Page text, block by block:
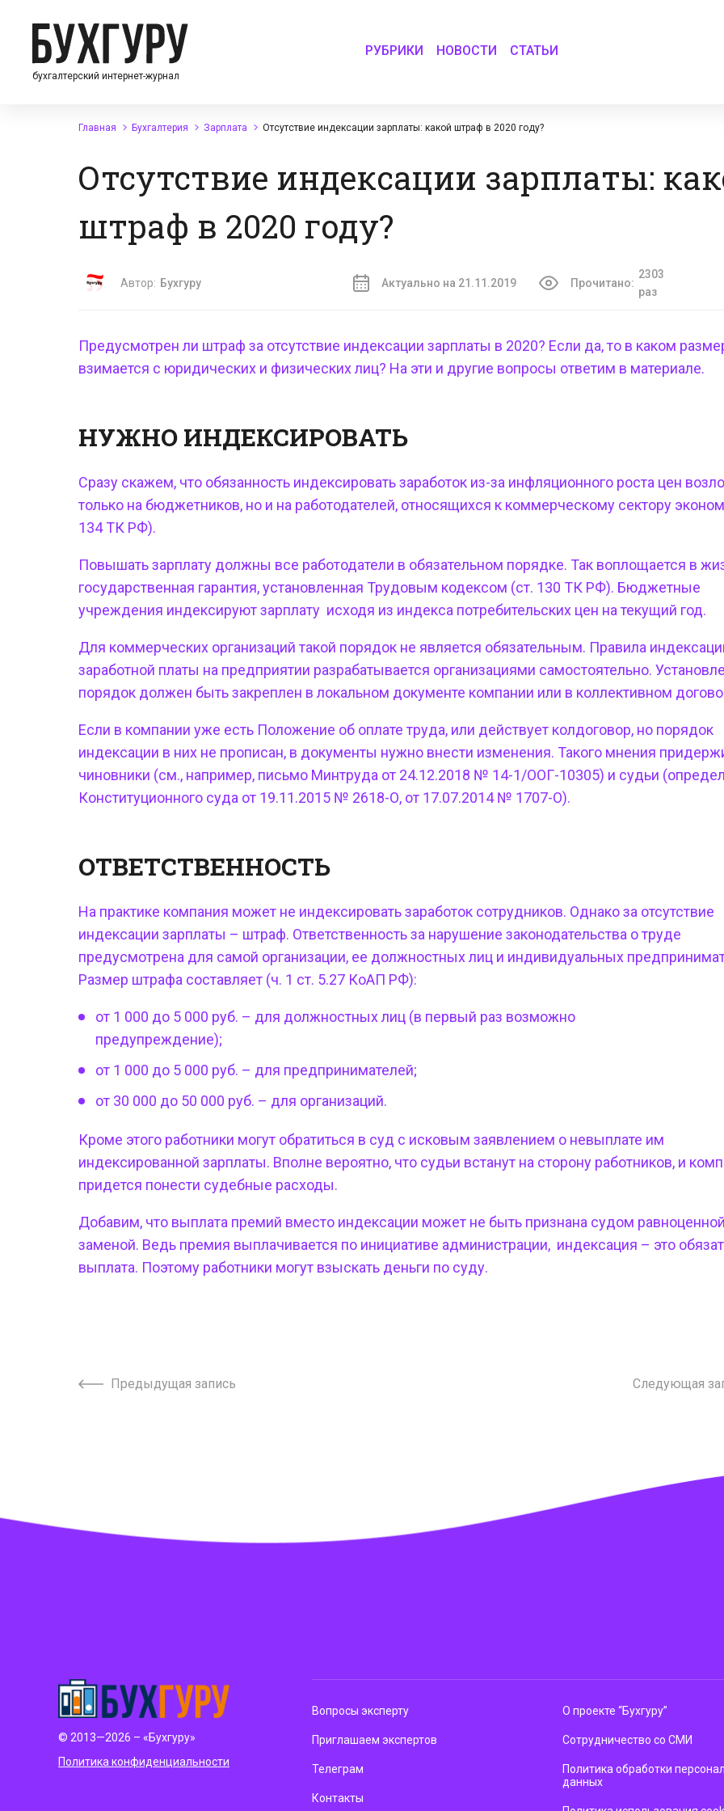
бухгалтерский интернет-журнал
РУБРИКИ НОВОСТИ СТАТЬИ
Главная Бухгалтерия Зарплата Отсутствие индексации зарплаты: какой штраф в 2020 году?
Отсутствие индексации зарплаты:
штраф в 2020 году?
Автор: Бухгуру Актуально на 21.11.2019 Прочитано:
2303
раз
Предусмотрен ли штраф за отсутствие индексации зарплаты в 2020? Если да, то в каком
взимается с юридических и физических лиц? На эти и другие вопросы ответим в материале.
НУЖНО ИНДЕКСИРОВАТЬ
Сразу скажем, что обязанность индексировать заработок из-за инфляционного роста цен
только на бюджетников, но и на работодателей, относящихся к коммерческому сектору
134 ТК РФ).
Повышать зарплату должны все работодатели в обязательном порядке. Так воплощается в
государственная гарантия, установленная Трудовым кодексом (ст. 130 ТК РФ). Бюджетные
учреждения индексируют зарплату исходя из индекса потребительских цен на текущий год.
Для коммерческих организаций такой порядок не является обязательным. Правила
заработной платы на предприятии разрабатывается организациями самостоятельно.
порядок должен быть закреплен в локальном документе компании или в коллективном
Если в компании уже есть Положение об оплате труда, или действует колдоговор, но порядок
индексации в них не прописан, в документы нужно внести изменения. Такого мнения
чиновники (см., например, письмо Минтруда от 24.12.2018 № 14-1/ООГ-10305) и судьи
Конституционного суда от 19.11.2015 № 2618-О, от 17.07.2014 № 1707-О).
ОТВЕТСТВЕННОСТЬ
На практике компания может не индексировать заработок сотрудников. Однакоза отсутствие
индексации зарплаты – штраф. Ответственность за нарушение законодательства о труде
предусмотрена для самой организации, ее должностных лиц и индивидуальных
Размер штрафа составляет (ч. 1 ст. 5.27 КоАП РФ):
от 1 000 до 5 000 руб. – для должностных лиц (в первый раз возможно
предупреждение);
от 1 000 до 5 000 руб. – для предпринимателей;
от 30 000 до 50 000 руб. – для организаций.
Кроме этого работники могут обратиться в суд с исковым заявлением о невыплате им
индексированной зарплаты. Вполне вероятно, что судьи встанут на сторону работников, и
придется понести судебные расходы.
Добавим, что выплата премий вместо индексации может не быть признана судом равноценной
заменой. Ведь премия выплачивается по инициативе администрации, индексация – это
выплата. Поэтому работники могут взыскать деньги по суду.
Предыдущая запись Следующая
© 2013—2026 – «Бухгуру»
Политика конфиденциальности
Вопросы эксперту
Приглашаем экспертов
Телеграм
Контакты
О проекте “Бухгуру”
Сотрудничество со СМИ
Политика обработки
данных